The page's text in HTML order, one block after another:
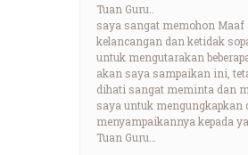
Tuan Guru..
saya sangat memohon Maaf
kelancangan dan ketidak
untuk mengutarakan
akan saya sampaikan ini,
dihati sangat meminta dan
saya untuk mengungkapkan
menyampaikannya kepada
Tuan Guru…